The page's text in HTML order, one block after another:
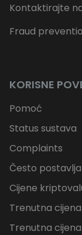
Kontaktirajte
Fraud
KORISNE
Pomoć
Status sustava
Complaints
Često
Cijene
Trenutna
Trenutna